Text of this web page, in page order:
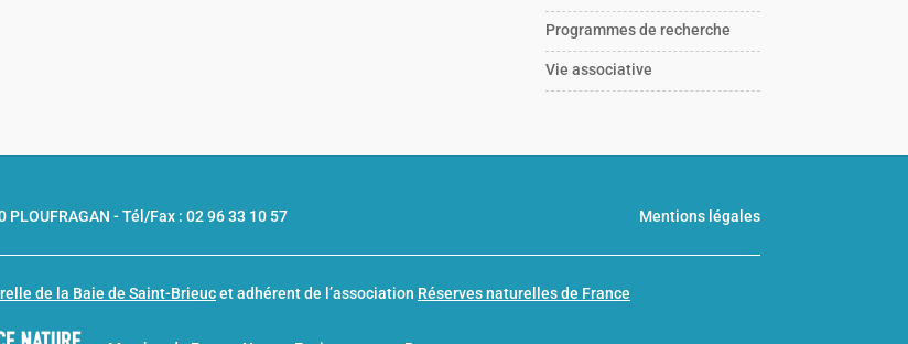
Programmes de recherche
Vie associative
PLOUFRAGAN -Tél/Fax : 02 96 33 10 57 Mentions légales
de la Baie de Saint-Brieucet adhérent de l’association Réserves naturelles de France